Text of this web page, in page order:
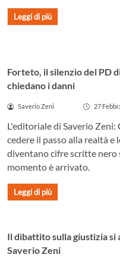
Leggi di più
Forteto, il silenzio del PD
chiedano i danni
Saverio Zeni 27
L'editoriale di Saverio
cedere il passo alla realtà
diventano cifre scritte nero
momento è arrivato.
Leggi di più
Il dibattito sulla giustizia si
Saverio Zeni